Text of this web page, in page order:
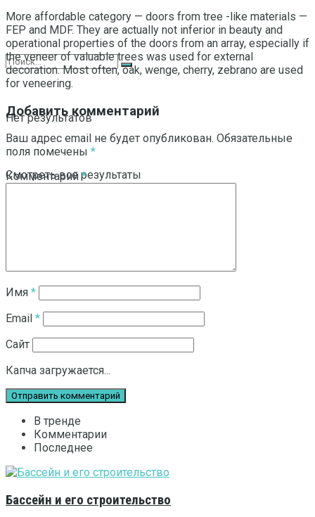
Нет результатов
Смотреть все результаты
More affordable category — doors from tree -like materials —
FEP and MDF. They are actually not inferior in beauty and
operational properties of the doors from an array, especially if
the veneer of valuable trees was used for external
decoration. Most often, oak, wenge, cherry, zebrano are used
for veneering.
Добавить комментарий
Ваш адрес email не будет опубликован. Обязательные
поля помечены *
Комментарий*
Имя *
Email *
Сайт
Капча загружается...
В тренде
Комментарии
Последнее
Бассейн и его строительство